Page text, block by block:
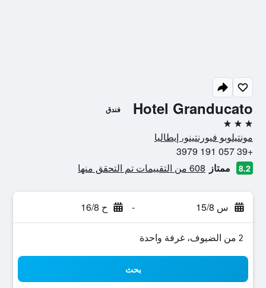
Hotel Granducato فندق
3 نجوم
مونتيلوبو فيورنتينو، إيطاليا
+39 057 191 3979
8.2 ممتاز 608 من التقييمات تم التحقق منها
س 15/8 - ح 16/8
2 من الضيوف، غرفة واحدة
بحث